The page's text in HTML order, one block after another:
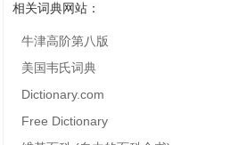
相关词典网站：
牛津高阶第八版
美国韦氏词典
Dictionary.com
Free Dictionary